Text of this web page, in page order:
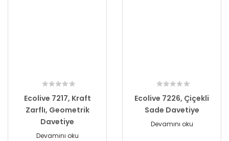
Ecolive 7217, Kraft
Zarflı, Geometrik
Davetiye
Devamını oku
Ecolive 7226, Çiçekli
Sade Davetiye
Devamını oku